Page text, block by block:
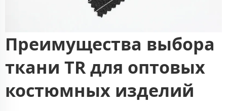
Преимущества выбора
ткани TR для оптовых
костюмных изделий